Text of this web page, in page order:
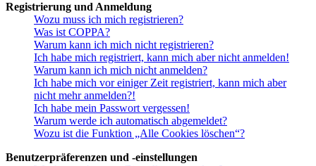
Registrierung und Anmeldung
Wozu muss ich mich registrieren?
Was ist COPPA?
Warum kann ich mich nicht registrieren?
Ich habe mich registriert, kann mich aber nicht anmelden!
Warum kann ich mich nicht anmelden?
Ich habe mich vor einiger Zeit registriert, kann mich aber
nicht mehr anmelden?!
Ich habe mein Passwort vergessen!
Warum werde ich automatisch abgemeldet?
Wozu ist die Funktion „Alle Cookies löschen“?
Benutzerpräferenzen und -einstellungen